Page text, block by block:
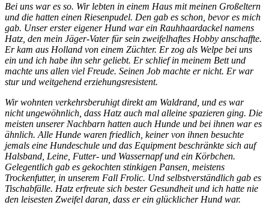
Bei uns war es so. Wir lebten in einem Haus mit meinen Großeltern
und die hatten einen Riesenpudel. Den gab es schon, bevor es mich
gab. Unser erster eigener Hund war ein Rauhhaardackel namens
Hatz, den mein Jäger-Vater für sein zweifelhaftes Hobby anschaffte.
Er kam aus Holland von einem Züchter. Er zog als Welpe bei uns
ein und ich habe ihn sehr geliebt. Er schlief in meinem Bett und
machte uns allen viel Freude. Seinen Job machte er nicht. Er war
stur und weitgehend erziehungsresistent.
Wir wohnten verkehrsberuhigt direkt am Waldrand, und es war
nicht ungewöhnlich, dass Hatz auch mal alleine spazieren ging. Die
meisten unserer Nachbarn hatten auch Hunde und bei ihnen war es
ähnlich. Alle Hunde waren friedlich, keiner von ihnen besuchte
jemals eine Hundeschule und das Equipment beschränkte sich auf
Halsband, Leine, Futter- und Wassernapf und ein Körbchen.
Gelegentlich gab es gekochten stinkigen Pansen, meistens
Trockenfutter, in unserem Fall Frolic. Und selbstverständlich gab es
Tischabfälle. Hatz erfreute sich bester Gesundheit und ich hatte nie
den leisesten Zweifel daran, dass er ein glücklicher Hund war.